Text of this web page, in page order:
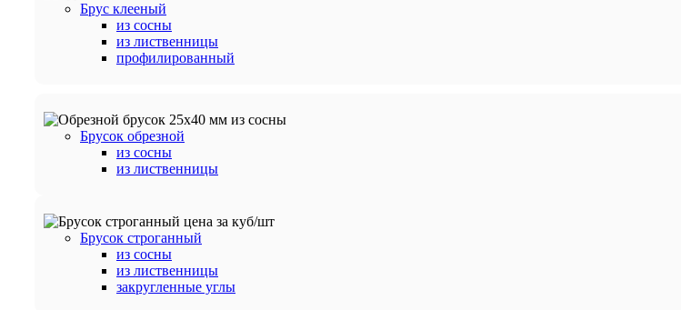
Брус клееный
из сосны
из лиственницы
профилированный
Брусок обрезной
из сосны
из лиственницы
Брусок строганный
из сосны
из лиственницы
закругленные углы